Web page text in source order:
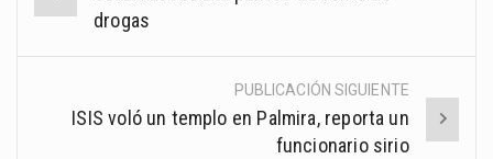
navigation
drogas
PUBLICACIÓN SIGUIENTE
ISIS voló un templo en Palmira, reporta un
funcionario sirio